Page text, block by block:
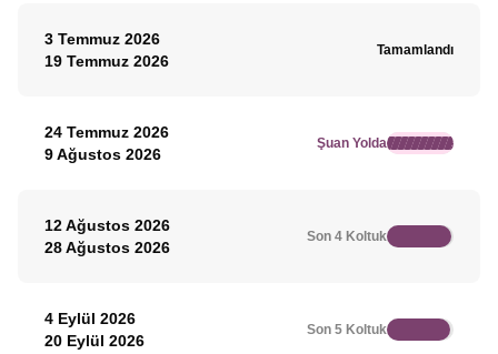
3 Temmuz 2026
19 Temmuz 2026
Tamamlandı
24 Temmuz 2026
9 Ağustos 2026
Şuan Yolda
12 Ağustos 2026
28 Ağustos 2026
Son 4 Koltuk
4 Eylül 2026
20 Eylül 2026
Son 5 Koltuk